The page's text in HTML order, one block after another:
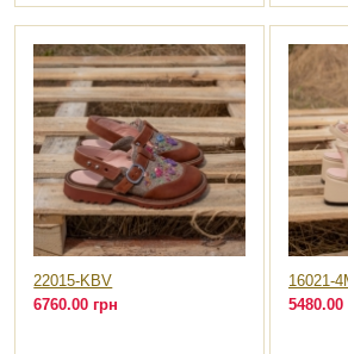
22015-KBV
6760.00 грн
16021-
5480.00